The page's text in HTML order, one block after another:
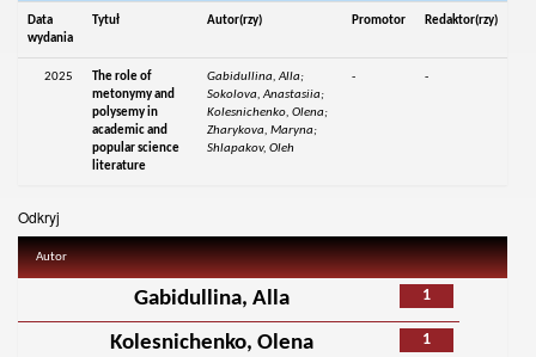
Data
wydania
Tytuł Autor(rzy) Promotor Redaktor(rzy)
2025
The role of
metonymy and
polysemy in
academic and
popular science
literature
Gabidullina, Alla;
Sokolova, Anastasiia;
Kolesnichenko, Olena;
Zharykova, Maryna;
Shlapakov, Oleh
- -
Odkryj
Autor
1
Gabidullina, Alla
1
Kolesnichenko, Olena